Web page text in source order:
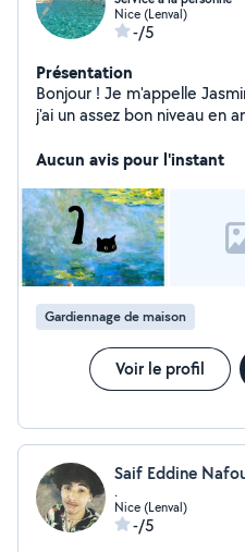
Nice (Lenval)
-/5
Présentation
Bonjour ! Je m'appelle
j'ai un assez bon niveau en
avec les enfants, je peux
amies les bêtes que j'apprécie affectueusement. J'aime
avant tout le contact
passer du temps avec les
un plaisir (jeux
course). N'hésitez pas je
Aucun avis pour l'instant
Gardiennage de maison
Voir le profil
Saif Eddine
.
Nice (Lenval)
-/5